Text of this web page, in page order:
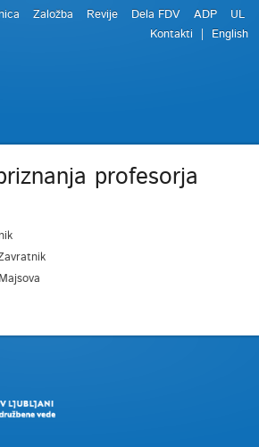
Založba Revije Dela FDV ADP
UL
Kontakti
English
profesorja